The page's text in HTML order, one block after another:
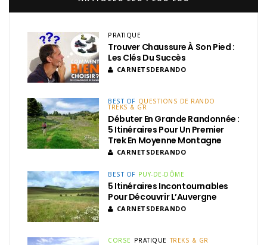
PRATIQUE
Trouver Chaussure À Son Pied :
Les Clés Du Succès
CARNETSDERANDO
BEST OF QUESTIONS DE RANDO
TREKS & GR
Débuter En Grande Randonnée :
5 Itinéraires Pour Un Premier
Trek En Moyenne Montagne
CARNETSDERANDO
BEST OF PUY-DE-DÔME
5 Itinéraires Incontournables
Pour Découvrir L’Auvergne
CARNETSDERANDO
CORSE PRATIQUE TREKS & GR